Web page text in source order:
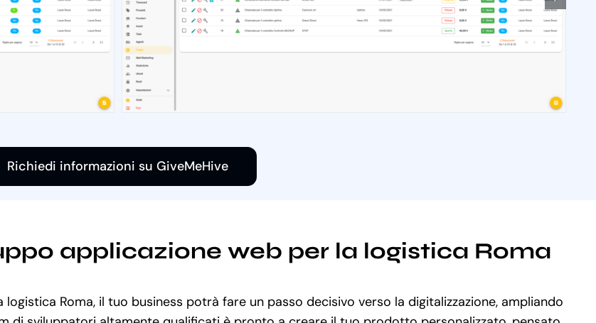
Richiedi informazioni su GiveMeHive
applicazione web per la logistica Roma
Roma, il tuo business potrà fare un passo decisivo verso la digitalizzazione, ampliando